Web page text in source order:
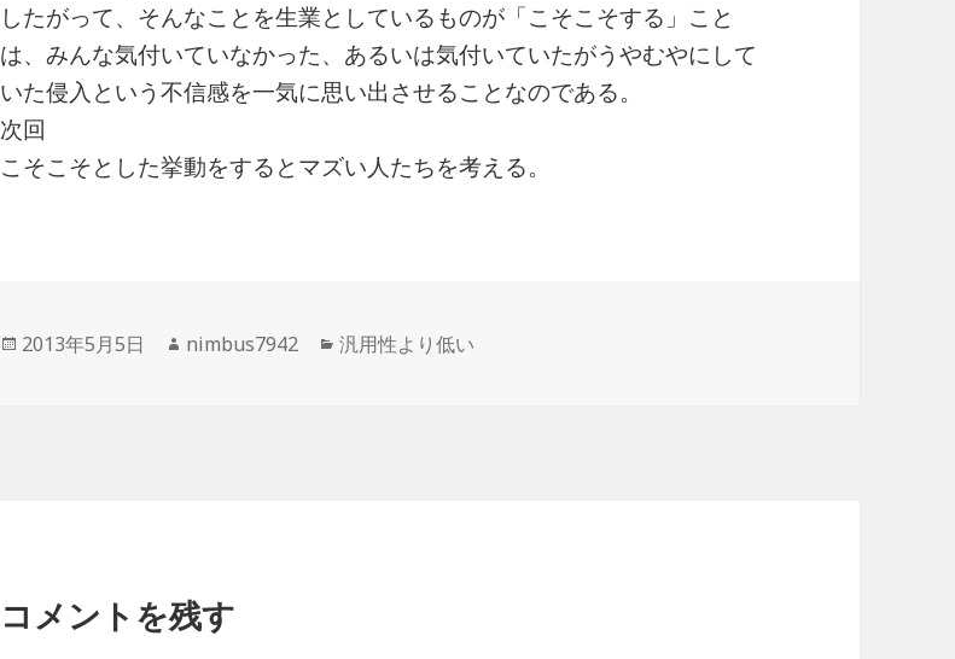
したがって、そんなことを生業としているものが「こそこそする」こと
は、みんな気付いていなかった、あるいは気付いていたがうやむやにして
いた侵入という不信感を一気に思い出させることなのである。
次回
こそこそとした挙動をするとマズい人たちを考える。
投
2013年5月5日
作
nimbus7942
カ
汎用性より低い
コメントを残す